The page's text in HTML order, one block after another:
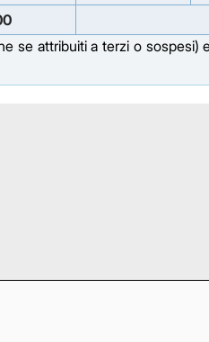
se attribuiti a terzi o sospesi)